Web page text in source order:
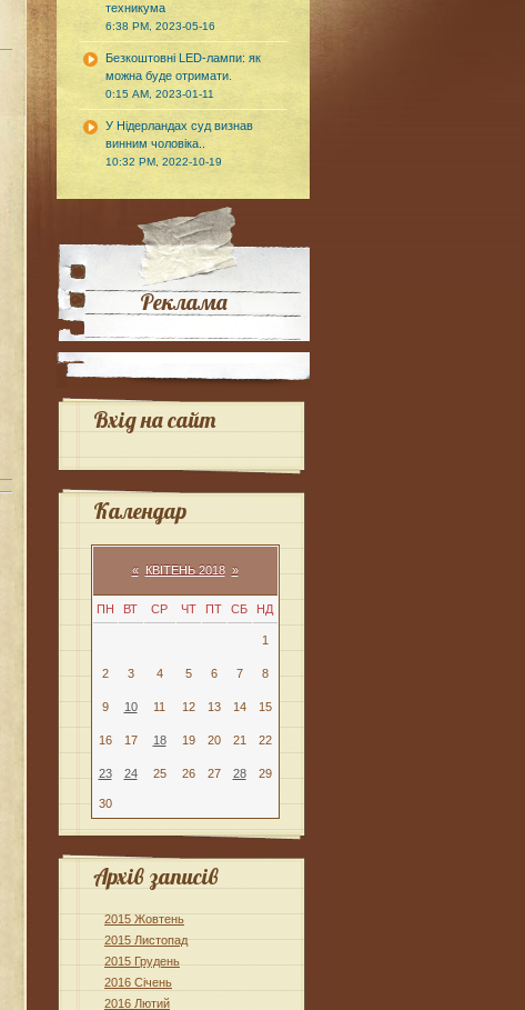
техникума
6:38 PM, 2023-05-16
Безкоштовні LED-лампи: як
можна буде отримати.
0:15 AM, 2023-01-11
У Нідерландах суд визнав
винним чоловіка..
10:32 PM, 2022-10-19
Реклама
Вхід на сайт
Календар
« КВІТЕНЬ 2018 »
ПН ВТ СР ЧТ ПТ СБ НД
1
2 3 4 5 6 7 8
9 10 11 12 13 14 15
16 17 18 19 20 21 22
23 24 25 26 27 28 29
30
Архів записів
2015 Жовтень
2015 Листопад
2015 Грудень
2016 Січень
2016 Лютий